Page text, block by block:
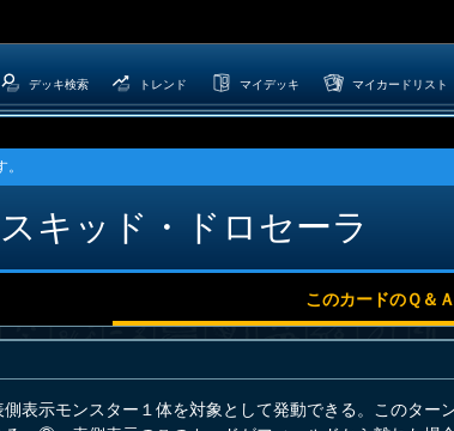
デッキ検索 トレンド マイデッキ マイカードリスト
キッド・ドロセーラ
このカードのＱ＆
表示モンスター１体を対象として発動できる。このター